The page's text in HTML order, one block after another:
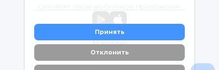
Принять
Отклонить
Магазины
2012-2026 © ООО "ВОТОНЯ". Детские товары с доставкой